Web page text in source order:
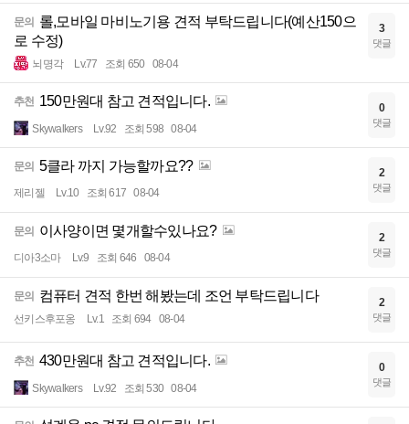
문의
롤,모바일 마비노기용 견적 부탁드립니다(예산150으
로 수정)
뇌명각 Lv.77 조회 650 08-04
3
댓글
추천 150만원대 참고 견적입니다.
Skywalkers Lv.92 조회 598 08-04
0
댓글
문의 5클라 까지 가능할까요??
제리젤 Lv.10 조회 617 08-04
2
댓글
문의 이사양이면 몇개할수있나요?
디아3소마 Lv.9 조회 646 08-04
2
댓글
문의 컴퓨터 견적 한번 해봤는데 조언 부탁드립니다
선키스후포옹 Lv.1 조회 694 08-04
2
댓글
추천 430만원대 참고 견적입니다.
Skywalkers Lv.92 조회 530 08-04
0
댓글